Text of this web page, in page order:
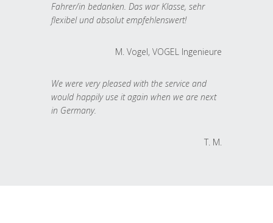
Fahrer/in bedanken. Das war Klasse, sehr
flexibel und absolut empfehlenswert!
M. Vogel, VOGEL Ingenieure
We were very pleased with the service and
would happily use it again when we are next
in Germany.
T. M.